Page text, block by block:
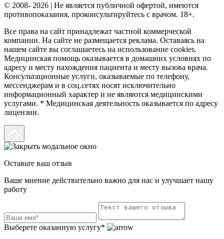
© 2008- 2026 | Не является публичной офертой, имеются
противопоказания, проконсультируйтесь с врачом. 18+.
Все права на сайт принадлежат частной коммерческой
компании. На сайте не размещается реклама. Оставаясь на
нашем сайте вы соглашаетесь на использование cookies.
Медицинская помощь оказывается в домашних условиях по
адресу и месту нахождения пациента и месту вызова врача.
Консультационные услуги, оказываемые по телефону,
мессенджерам и в соц.сетях носят исключительно
информационный характер и не являются медицинскими
услугами. * Медицинская деятельность оказывается по адресу
лицензии.
Оставьте ваш отзыв
Ваше мнение действительно важно для нас и улучшает нашу
работу
Выберете оказанную услугу*